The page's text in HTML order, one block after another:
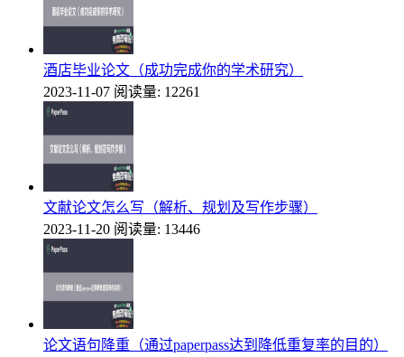
酒店毕业论文（成功完成你的学术研究）
2023-11-07 阅读量: 12261
文献论文怎么写（解析、规划及写作步骤）
2023-11-20 阅读量: 13446
论文语句降重（通过paperpass达到降低重复率的目的）